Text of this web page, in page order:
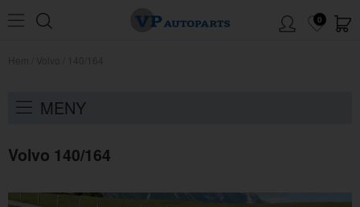
0
MENY
Volvo 140/164